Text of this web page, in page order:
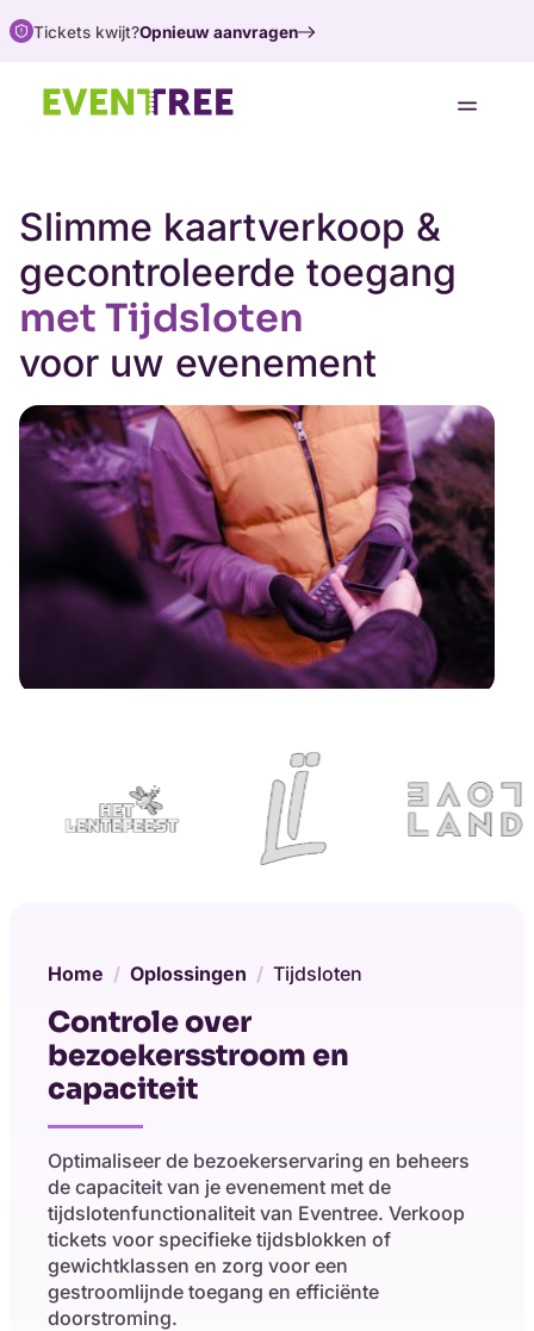
Tickets kwijt?Opnieuw aanvragen
Over ons
Koop tickets
Slimme kaartverkoop &
gecontroleerde toegang
met Tijdsloten
voor uw evenement
Home Oplossingen Tijdsloten
Controle over
bezoekersstroom en
capaciteit
Optimaliseer de bezoekerservaring en beheers
de capaciteit van je evenement met de
tijdslotenfunctionaliteit van Eventree. Verkoop
tickets voor specifieke tijdsblokken of
gewichtklassen en zorg voor een
gestroomlijnde toegang en efficiënte
doorstroming.